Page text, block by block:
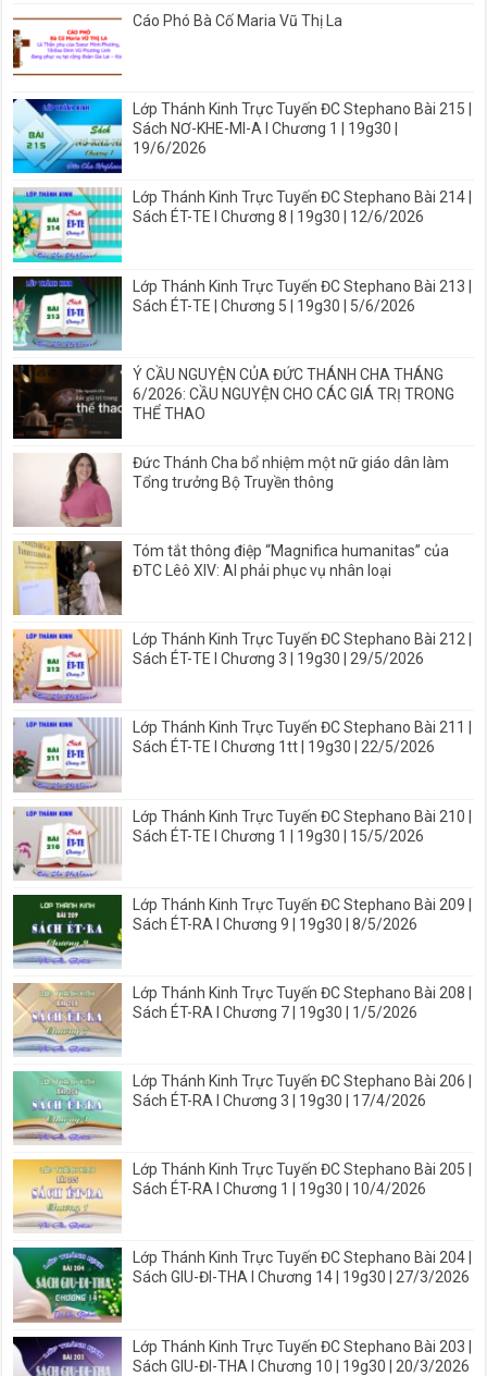
Cáo Phó Bà Cố Maria Vũ Thị La
Lớp Thánh Kinh Trực Tuyến ĐC Stephano Bài 215 |
Sách NƠ-KHE-MI-A I Chương 1 | 19g30 |
19/6/2026
Lớp Thánh Kinh Trực Tuyến ĐC Stephano Bài 214 |
Sách ÉT-TE I Chương 8 | 19g30 | 12/6/2026
Lớp Thánh Kinh Trực Tuyến ĐC Stephano Bài 213 |
Sách ÉT-TE | Chương 5 | 19g30 | 5/6/2026
Ý CẦU NGUYỆN CỦA ĐỨC THÁNH CHA THÁNG
6/2026: CẦU NGUYỆN CHO CÁC GIÁ TRỊ TRONG
THỂ THAO
Đức Thánh Cha bổ nhiệm một nữ giáo dân làm
Tổng trưởng Bộ Truyền thông
Tóm tắt thông điệp “Magnifica humanitas” của
ĐTC Lêô XIV: AI phải phục vụ nhân loại
Lớp Thánh Kinh Trực Tuyến ĐC Stephano Bài 212 |
Sách ÉT-TE I Chương 3 | 19g30 | 29/5/2026
Lớp Thánh Kinh Trực Tuyến ĐC Stephano Bài 211 |
Sách ÉT-TE I Chương 1tt | 19g30 | 22/5/2026
Lớp Thánh Kinh Trực Tuyến ĐC Stephano Bài 210 |
Sách ÉT-TE I Chương 1 | 19g30 | 15/5/2026
Lớp Thánh Kinh Trực Tuyến ĐC Stephano Bài 209 |
Sách ÉT-RA I Chương 9 | 19g30 | 8/5/2026
Lớp Thánh Kinh Trực Tuyến ĐC Stephano Bài 208 |
Sách ÉT-RA I Chương 7 | 19g30 | 1/5/2026
Lớp Thánh Kinh Trực Tuyến ĐC Stephano Bài 206 |
Sách ÉT-RA I Chương 3 | 19g30 | 17/4/2026
Lớp Thánh Kinh Trực Tuyến ĐC Stephano Bài 205 |
Sách ÉT-RA I Chương 1 | 19g30 | 10/4/2026
Lớp Thánh Kinh Trực Tuyến ĐC Stephano Bài 204 |
Sách GIU-ĐI-THA I Chương 14 | 19g30 | 27/3/2026
Lớp Thánh Kinh Trực Tuyến ĐC Stephano Bài 203 |
Sách GIU-ĐI-THA I Chương 10 | 19g30 | 20/3/2026